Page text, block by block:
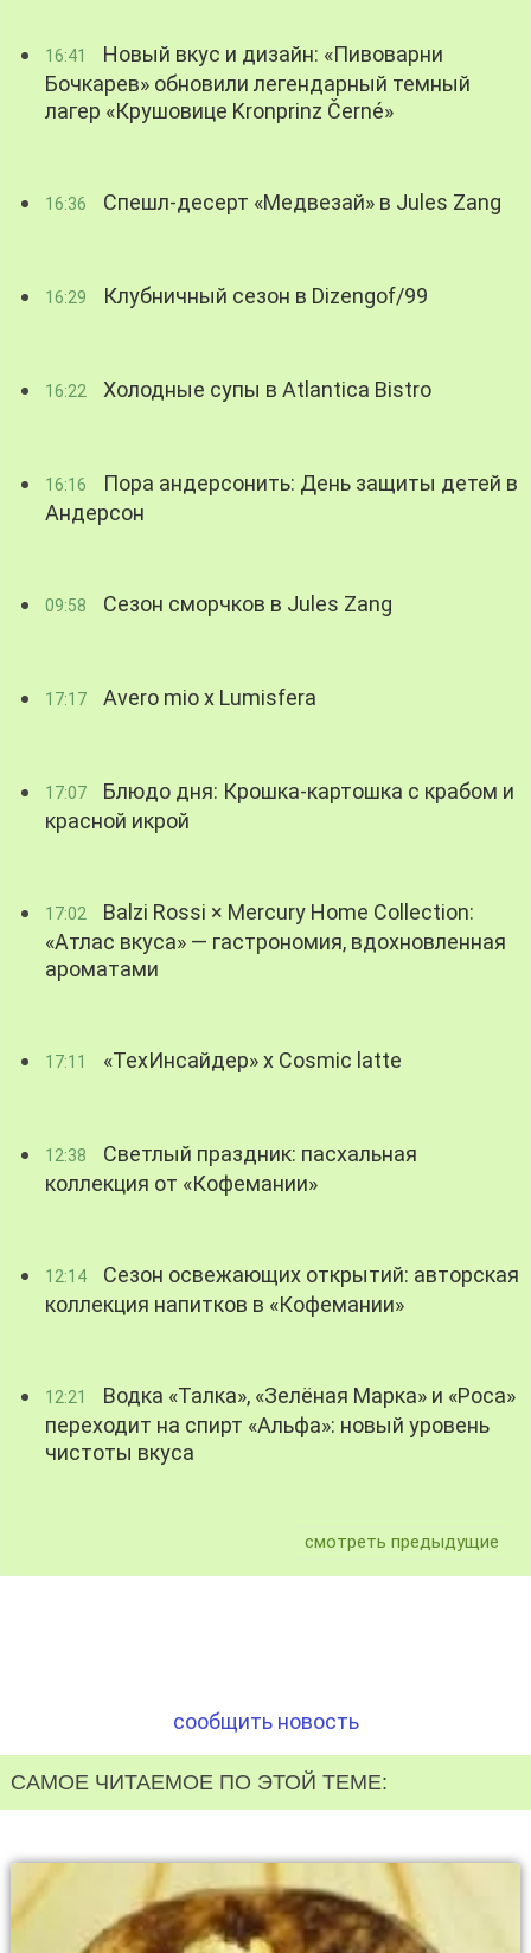
16:41
Новый вкус и дизайн: «Пивоварни
Бочкарев» обновили легендарный темный
лагер «Крушовице Kronprinz Černé»
16:36 Спешл-десерт «Медвезай» в Jules Zang
16:29 Клубничный сезон в Dizengof/99
16:22 Холодные супы в Atlantica Bistro
16:16
Пора андерсонить: День защиты детей в
Андерсон
09:58 Сезон сморчков в Jules Zang
17:17 Avero mio x Lumisfera
17:07
Блюдо дня: Крошка-картошка с крабом и
красной икрой
17:02
Balzi Rossi × Mercury Home Collection:
«Атлас вкуса» — гастрономия, вдохновленная
ароматами
17:11 «ТехИнсайдер» х Cosmic latte
12:38
Светлый праздник: пасхальная
коллекция от «Кофемании»
12:14
Сезон освежающих открытий: авторская
коллекция напитков в «Кофемании»
12:21
Водка «Талка», «Зелёная Марка» и «Роса»
переходит на спирт «Альфа»: новый уровень
чистоты вкуса
смотреть предыдущие
сообщить новость
САМОЕ ЧИТАЕМОЕ ПО ЭТОЙ ТЕМЕ: